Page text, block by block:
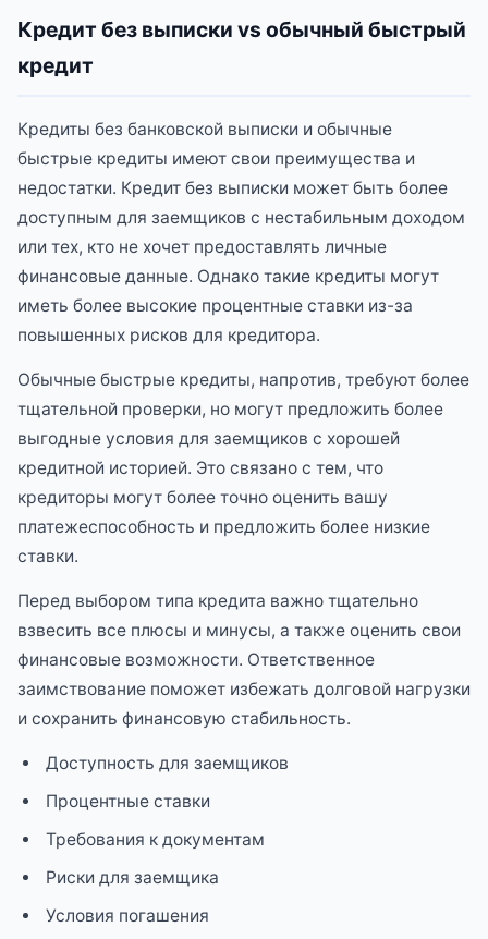
Кредит без выписки vs обычный быстрый
кредит
Кредиты без банковской выписки и обычные
быстрые кредиты имеют свои преимущества и
недостатки. Кредит без выписки может быть более
доступным для заемщиков с нестабильным доходом
или тех, кто не хочет предоставлять личные
финансовые данные. Однако такие кредиты могут
иметь более высокие процентные ставки из-за
повышенных рисков для кредитора.
Обычные быстрые кредиты, напротив, требуют более
тщательной проверки, но могут предложить более
выгодные условия для заемщиков с хорошей
кредитной историей. Это связано с тем, что
кредиторы могут более точно оценить вашу
платежеспособность и предложить более низкие
ставки.
Перед выбором типа кредита важно тщательно
взвесить все плюсы и минусы, а также оценить свои
финансовые возможности. Ответственное
заимствование поможет избежать долговой нагрузки
и сохранить финансовую стабильность.
Доступность для заемщиков
Процентные ставки
Требования к документам
Риски для заемщика
Условия погашения